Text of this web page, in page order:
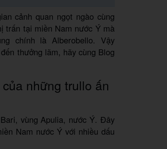
cảnh quan ngọt ngào cùng
trấn tại miền Nam nước Ý mà
chính là Alberobello. Vậy
thưởng lãm, hãy cùng Blog
những trullo ấn
vùng Apulia, nước Ý. Đây
Nam nước Ý với nhiều dấu